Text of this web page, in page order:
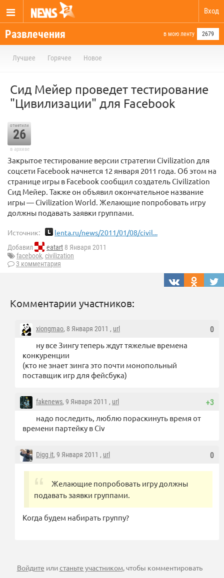
Вход
Развлечения в мою ленту 2679
Лучшее Горячее Новое
Сид Мейер проведет тестирование
"Цивилизации" для Facebook
отметили
26
в архиве
Закрытое тестирование версии стратегии Civilization для
соцсети Facebook начнется 12 января 2011 года. Об этом на
странице игры в Facebook сообщил создатель Civilization
Сид Мейер. Также он объявил окончательное название
игры — Civilization World. Желающие попробовать игру
должны подавать заявки группами.
Источник: lenta.ru/news/2011/01/08/civil...
Добавил eatart 8 Января 2011
facebook, civilization
3 комментария
Комментарии участников:
0
xiongmao, 8 Января 2011 , url
ну все Зингу теперь ждут тяжелые времена
конкуренции
(кто не знает зинга это почти монопольный
поставщик игр для фейсбука)
+3
fakenews, 9 Января 2011 , url
надо последить, люблю пораскинуть время от
времени партейку в Civ
0
Digg it, 9 Января 2011 , url
Желающие попробовать игру должны
подавать заявки группами.
Когда будем набирать группу?
Войдите илистаньте участником, чтобы комментировать